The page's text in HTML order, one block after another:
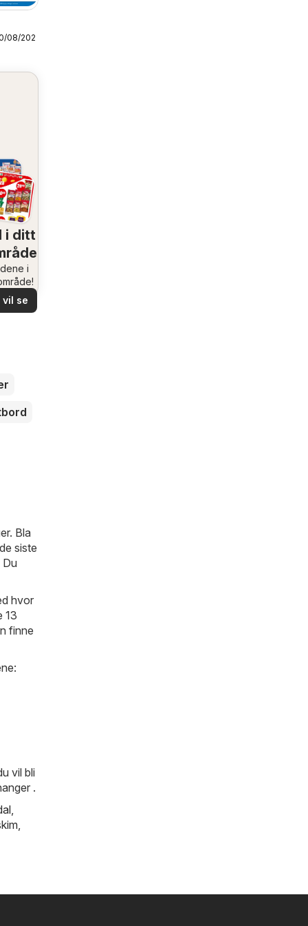
08/2026
i ditt
i
vil se
Bla
siste
hvor
13
finne
vil bli
.